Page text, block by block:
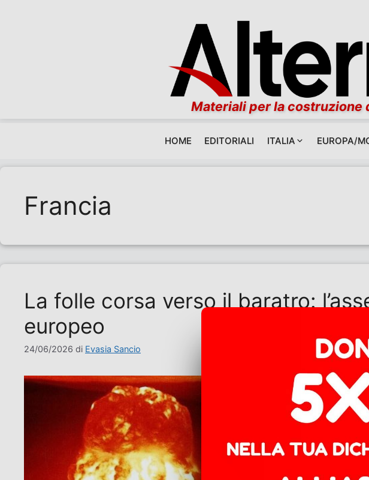
Materiali per la
HOME EDITORIALI ITALIA EUROPA/
Francia
La folle corsa verso il baratro:
europeo
24/06/2026 di Evasia Sancio